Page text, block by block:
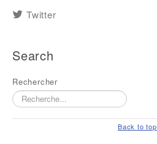
Twitter
Search
Rechercher
Back to top